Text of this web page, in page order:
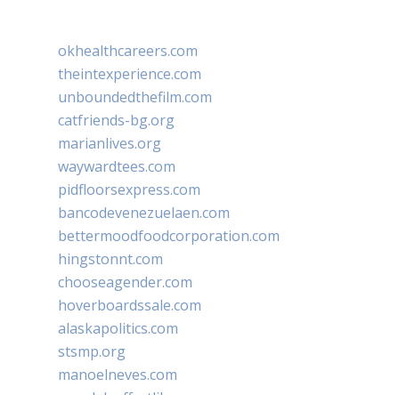
okhealthcareers.com
theintexperience.com
unboundedthefilm.com
catfriends-bg.org
marianlives.org
waywardtees.com
pidfloorsexpress.com
bancodevenezuelaen.com
bettermoodfoodcorporation.com
hingstonnt.com
chooseagender.com
hoverboardssale.com
alaskapolitics.com
stsmp.org
manoelneves.com